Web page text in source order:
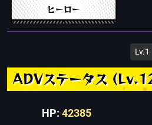
ヒーロー
Lv.1
ADVステータス
HP: 42385